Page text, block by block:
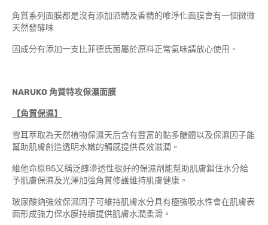
角質系列面膜都是沒有添加酒精及香精的唯淨化面膜會有一個微微
天然發酵味
因成分有添加一支比菲德氏菌屬於原料正常氣味請放心使用。
NARUKO 角質特攻保濕面膜
【角質保濕】
雪耳萃取為天然植物保濕天后含有豐富的黏多醣體以及保濕因子能
幫助肌膚創造透明水嫩的觸感提供長效滋潤。
維他命原B5又稱泛醇滲透性很好的保濕劑能幫助肌膚鎖住水分給
予肌膚保濕及光澤加強角質修護維持肌膚健康。
玻尿酸鈉強效保濕因子可維持肌膚水分具有極強吸水性會在肌膚表
面形成強力保水膜持續提供肌膚水潤柔滑。